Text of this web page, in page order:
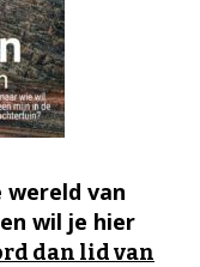
wereld van
wil je hier
dan lid van